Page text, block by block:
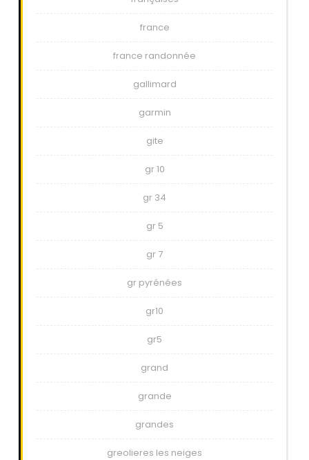
france
france randonnée
gallimard
garmin
gite
gr 10
gr 34
gr 5
gr 7
gr pyrénées
gr10
gr5
grand
grande
grandes
greolieres les neiges